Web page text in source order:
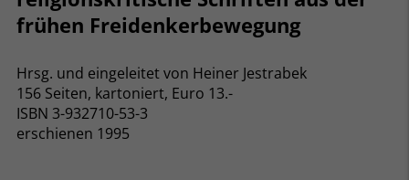
frühen Freidenkerbewegung
Hrsg. und eingeleitet von Heiner Jestrabek
156 Seiten, kartoniert, Euro 13.-
ISBN 3-932710-53-3
erschienen 1995